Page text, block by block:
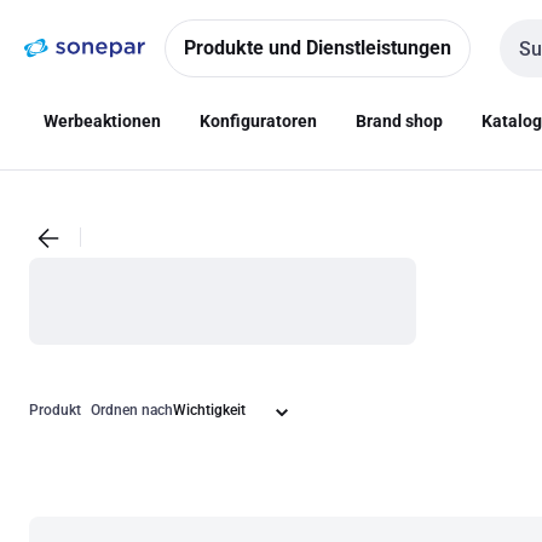
NavigationInhalt
Produkte und Dienstleistungen
Werbeaktionen Konfiguratoren Brand shop
Produkt Ordnen nach